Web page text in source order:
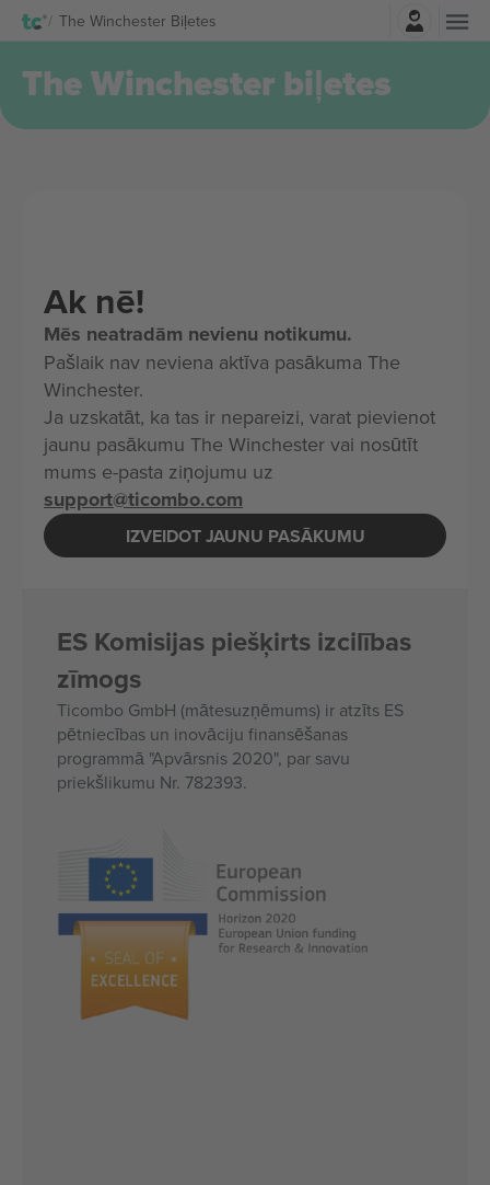
The Winchester Biļetes
The Winchester biļetes
Ak nē!
Mēs neatradām nevienu notikumu.
Pašlaik nav neviena aktīva pasākuma The
Winchester.
Ja uzskatāt, ka tas ir nepareizi, varat pievienot
jaunu pasākumu The Winchester vai nosūtīt
mums e-pasta ziņojumu uz
support@ticombo.com
IZVEIDOT JAUNU PASĀKUMU
ES Komisijas piešķirts izcilības
zīmogs
Ticombo GmbH (mātesuzņēmums) ir atzīts ES
pētniecības un inovāciju finansēšanas
programmā "Apvārsnis 2020", par savu
priekšlikumu Nr. 782393.